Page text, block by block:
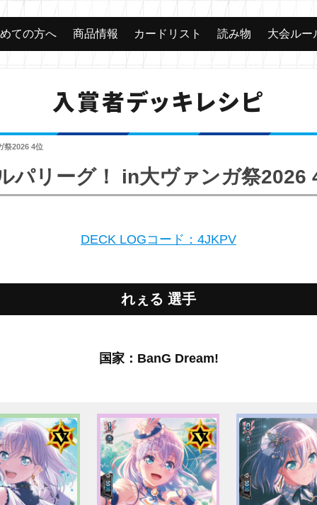
ての方へ 商品情報 カードリスト 読み物 大会ルー
入賞者デッキレシピ
祭2026 4位
パリーグ！ in大ヴァンガ祭2026
DECK LOGコード：4JKPV
れぇる 選手
国家：BanG Dream!